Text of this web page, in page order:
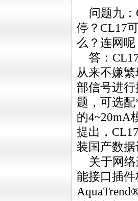
问题九：
停？ CL17
么？连网呢
答：
从来不嫌
部信号进
题，可选配
的4~20mA
提出，
装国产数
关于网络
能接口插件